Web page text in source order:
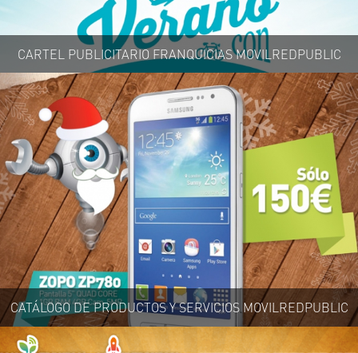
CARTEL PUBLICITARIO FRANQUICIAS MOVILREDPUBLIC
CATÁLOGO DE PRODUCTOS Y SERVICIOS MOVILREDPUBLIC